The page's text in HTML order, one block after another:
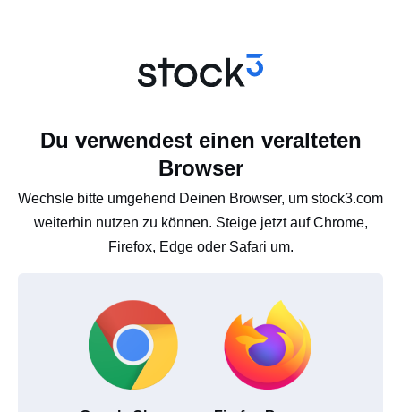
Du verwendest einen veralteten
Browser
Wechsle bitte umgehend Deinen Browser, um stock3.com
weiterhin nutzen zu können. Steige jetzt auf Chrome,
Firefox, Edge oder Safari um.